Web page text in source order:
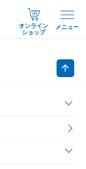
オンライン
ショップ
メニュー